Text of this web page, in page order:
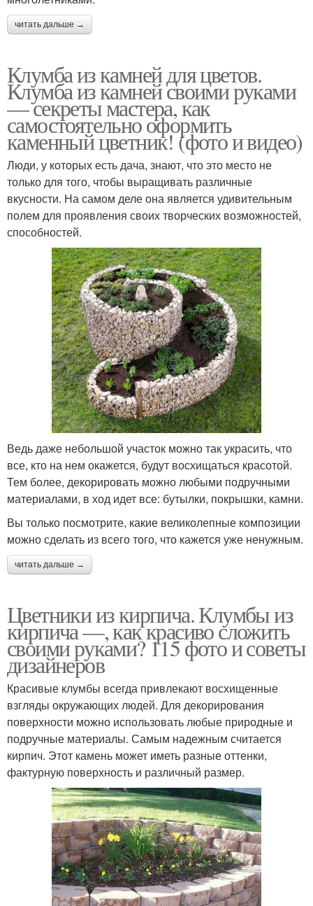
читать дальше →
Клумба из камней для цветов.
Клумба из камней своими руками
— секреты мастера, как
самостоятельно оформить
каменный цветник! (фото и видео)
Люди, у которых есть дача, знают, что это место не
только для того, чтобы выращивать различные
вкусности. На самом деле она является удивительным
полем для проявления своих творческих возможностей,
способностей.
Ведь даже небольшой участок можно так украсить, что
все, кто на нем окажется, будут восхищаться красотой.
Тем более, декорировать можно любыми подручными
материалами, в ход идет все: бутылки, покрышки, камни.
Вы только посмотрите, какие великолепные композиции
можно сделать из всего того, что кажется уже ненужным.
читать дальше →
Цветники из кирпича. Клумбы из
кирпича —, как красиво сложить
своими руками? 115 фото и советы
дизайнеров
Красивые клумбы всегда привлекают восхищенные
взгляды окружающих людей. Для декорирования
поверхности можно использовать любые природные и
подручные материалы. Самым надежным считается
кирпич. Этот камень может иметь разные оттенки,
фактурную поверхность и различный размер.